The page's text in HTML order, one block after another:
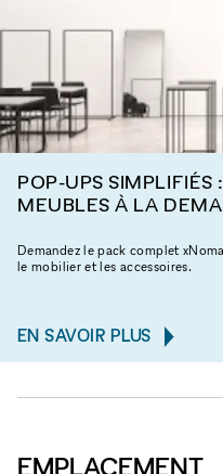
POP-UPS SIMPLIFIÉS
MEUBLES À LA
Demandez le pack complet
le mobilier et les accessoires.
EN SAVOIR PLUS
EMPLACEMENT